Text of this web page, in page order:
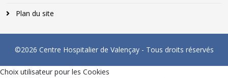
Plan du site
©2026 Centre Hospitalier de Valençay - Tous droits réservés
Choix utilisateur pour les Cookies